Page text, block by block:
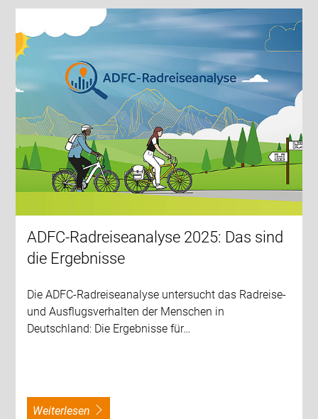
ADFC-Radreiseanalyse 2025: Das sind
die Ergebnisse
Die ADFC-Radreiseanalyse untersucht das Radreise-
und Ausflugsverhalten der Menschen in
Deutschland: Die Ergebnisse für…
weiterlesen